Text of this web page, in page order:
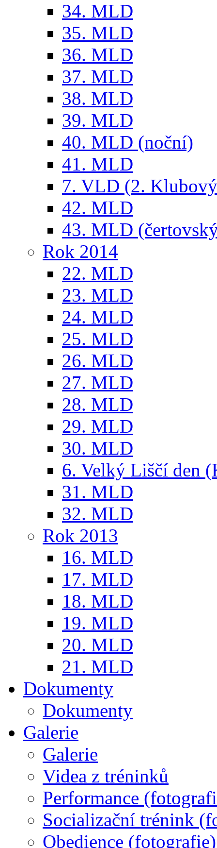
34. MLD
35. MLD
36. MLD
37. MLD
38. MLD
39. MLD
40. MLD (noční)
41. MLD
7. VLD (2.
42. MLD
43. MLD
Rok 2014
22. MLD
23. MLD
24. MLD
25. MLD
26. MLD
27. MLD
28. MLD
29. MLD
30. MLD
6. Velký Liščí den
31. MLD
32. MLD
Rok 2013
16. MLD
17. MLD
18. MLD
19. MLD
20. MLD
21. MLD
Dokumenty
Dokumenty
Galerie
Galerie
Videa z tréninků
Performance
Socializační trénink
Obedience (fotografie)